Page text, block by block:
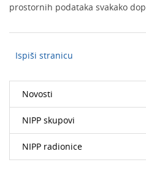
prostornih podataka svakako
Ispiši stranicu
Novosti
NIPP skupovi
NIPP radionice